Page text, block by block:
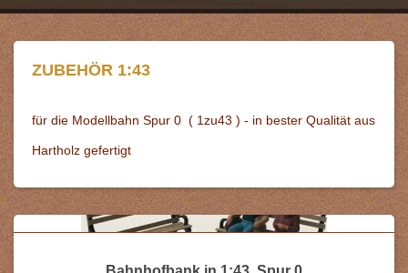
ZUBEHÖR 1:43
für die Modellbahn Spur 0 ( 1zu43 ) - in bester Qualität aus
Hartholz gefertigt